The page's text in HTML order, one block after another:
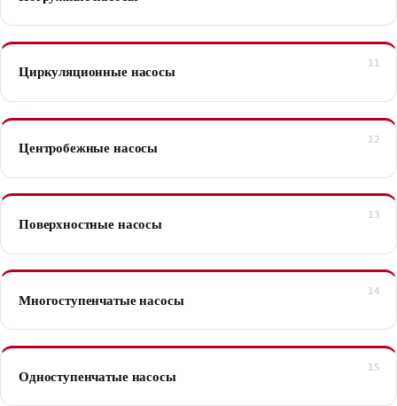
Циркуляционные насосы
Центробежные насосы
Поверхностные насосы
Многоступенчатые насосы
Одноступенчатые насосы